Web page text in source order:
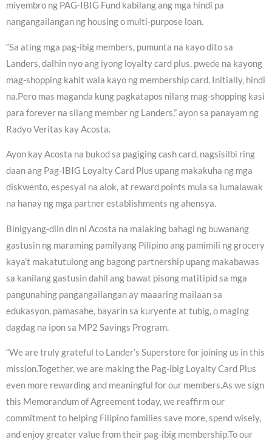
miyembro ng PAG-IBIG Fund kabilang ang mga hindi pa
nangangailangan ng housing o multi-purpose loan.
“Sa ating mga pag-ibig members, pumunta na kayo dito sa
Landers, dalhin nyo ang iyong loyalty card plus, pwede na kayong
mag-shopping kahit wala kayo ng membership card. Initially, hindi
na.Pero mas maganda kung pagkatapos nilang mag-shopping kasi
para forever na silang member ng Landers,” ayon sa panayam ng
Radyo Veritas kay Acosta.
Ayon kay Acosta na bukod sa pagiging cash card, nagsisilbi ring
daan ang Pag-IBIG Loyalty Card Plus upang makakuha ng mga
diskwento, espesyal na alok, at reward points mula sa lumalawak
na hanay ng mga partner establishments ng ahensya.
Binigyang-diin din ni Acosta na malaking bahagi ng buwanang
gastusin ng maraming pamilyang Pilipino ang pamimili ng grocery
kaya’t makatutulong ang bagong partnership upang makabawas
sa kanilang gastusin dahil ang bawat pisong matitipid sa mga
pangunahing pangangailangan ay maaaring mailaan sa
edukasyon, pamasahe, bayarin sa kuryente at tubig, o maging
dagdag na ipon sa MP2 Savings Program.
“We are truly grateful to Lander’s Superstore for joining us in this
mission.Together, we are making the Pag-ibig Loyalty Card Plus
even more rewarding and meaningful for our members.As we sign
this Memorandum of Agreement today, we reaffirm our
commitment to helping Filipino families save more, spend wisely,
and enjoy greater value from their pag-ibig membership.To our